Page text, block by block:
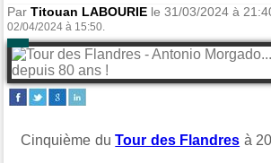
ParTitouan LABOURIE le 31/03/2024 à
02/04/2024 à 15:50.
Cinquième duTour des Flandres à